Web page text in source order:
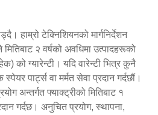
हाम्रो टेक्निशियनको मार्गनिर्देशन
२ वर्षको अवधिमा उत्पादहरूको
को ग्यारेन्टी। यदि वारेन्टी भित्र कुनै
पार्ट्स वा मर्मत सेवा प्रदान गर्दछौं।
अन्तर्गत फ्याक्ट्रीको मितिबाट १
गर्दछ। अनुचित प्रयोग, स्थापना,